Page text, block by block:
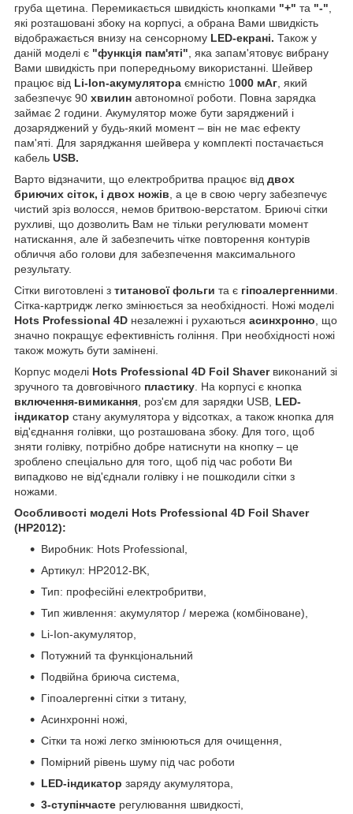
груба щетина. Перемикається швидкість кнопками "+" та "-"
які розташовані збоку на корпусі, а обрана Вами швидкість
відображається внизу на сенсорному LED-екрані. Також у
даній моделі є "функція пам'яті" , яка запам'ятовує вибрану
Вами швидкість при попередньому використанні. Шейвер
працює від Li-Ion-акумулятора ємністю 1000 мАг , який
забезпечує 90 хвилин автономної роботи. Повна зарядка
займає 2 години. Акумулятор може бути заряджений і
дозаряджений у будь-який момент – він не має ефекту
пам'яті. Для заряджання шейвера у комплекті постачається
кабель USB.
Варто відзначити, що електробритва працює від двох
бриючих сіток, і двох ножів , а це в свою чергу забезпечує
чистий зріз волосся, немов бритвою-верстатом. Бриючі сітки
рухливі, що дозволить Вам не тільки регулювати момент
натискання, але й забезпечить чітке повторення контурів
обличчя або голови для забезпечення максимального
результату.
Сітки виготовлені з титанової фольги та є гіпоалергенними
Сітка-картридж легко змінюється за необхідності. Ножі моделі
Hots Professional 4D незалежні і рухаються асинхронно , що
значно покращує ефективність гоління. При необхідності ножі
також можуть бути замінені.
Корпус моделі Hots Professional 4D Foil Shaverвиконаний зі
зручного та довговічного пластику . На корпусі є кнопка
включення-вимикання , роз'єм для зарядки USB, LED-
індикатор стану акумулятора у відсотках, а також кнопка для
від'єднання голівки, що розташована збоку. Для того, щоб
зняти голівку, потрібно добре натиснути на кнопку – це
зроблено спеціально для того, щоб під час роботи Ви
випадково не від'єднали голівку і не пошкодили сітки з
ножами.
Особливості моделі Hots Professional 4D Foil Shaver
(HP2012):
Виробник: Hots Professional,
Артикул: HP2012-BK,
Тип: професійні електробритви,
Тип живлення: акумулятор / мережа (комбіноване),
Li-Ion-акумулятор,
Потужний та функціональний
Подвійна бриюча система,
Гіпоалергенні сітки з титану,
Асинхронні ножі,
Сітки та ножі легко змінюються для очищення,
Помірний рівень шуму під час роботи
LED-індикатор заряду акумулятора,
3-ступінчасте регулювання швидкості,